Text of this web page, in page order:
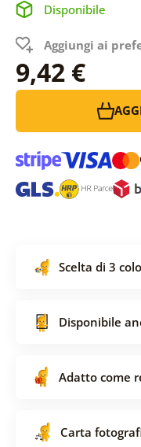
Disponibile
Aggiungi ai
9,42 €
Scelta di 3
Disponibile
Adatto come
Carta